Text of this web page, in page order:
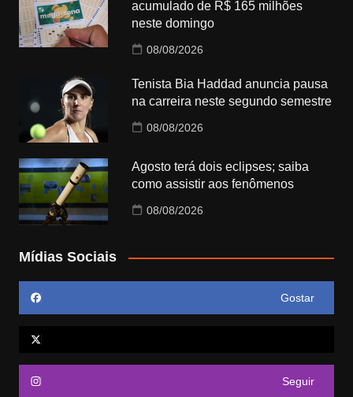
acumulado de R$ 165 milhões
neste domingo
08/08/2026
Tenista Bia Haddad anuncia pausa
na carreira neste segundo semestre
08/08/2026
Agosto terá dois eclipses; saiba
como assistir aos fenômenos
08/08/2026
Mídias Sociais
Gostar
Seguir